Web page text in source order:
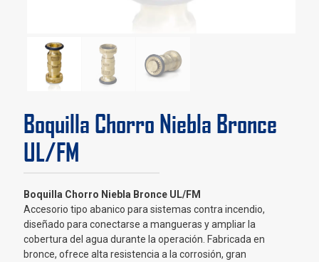
Boquilla Chorro Niebla Bronce
UL/FM
Boquilla Chorro Niebla Bronce UL/FM
Accesorio tipo abanico para sistemas contra incendio,
diseñado para conectarse a mangueras y ampliar la
cobertura del agua durante la operación. Fabricada en
bronce, ofrece alta resistencia a la corrosión, gran